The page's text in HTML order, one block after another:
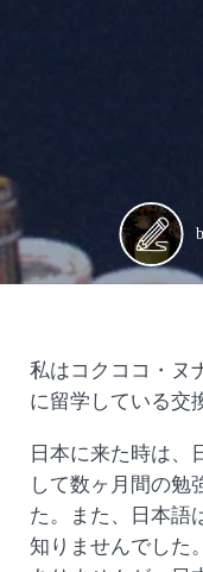
私はコクココ・ヌ
に留学している交
日本に来た時は、
して数ヶ月間の勉
た。また、日本語
知りませんでした